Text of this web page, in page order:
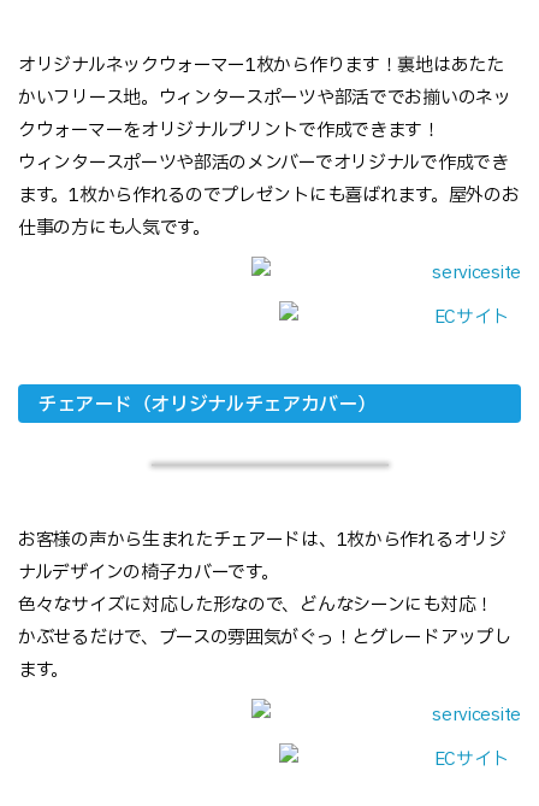
オリジナルネックウォーマー1枚から作ります！裏地はあたた
かいフリース地。ウィンタースポーツや部活ででお揃いのネッ
クウォーマーをオリジナルプリントで作成できます！
ウィンタースポーツや部活のメンバーでオリジナルで作成でき
ます。1枚から作れるのでプレゼントにも喜ばれます。屋外のお
仕事の方にも人気です。
チェアード（オリジナルチェアカバー）
お客様の声から生まれたチェアードは、1枚から作れるオリジ
ナルデザインの椅子カバーです。
色々なサイズに対応した形なので、どんなシーンにも対応！
かぶせるだけで、ブースの雰囲気がぐっ！とグレードアップし
ます。